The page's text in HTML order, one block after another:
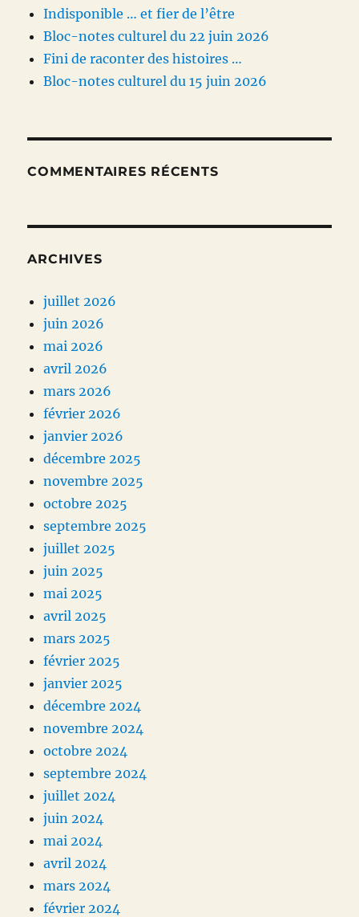
Indisponible … et fier de l’être
Bloc-notes culturel du 22 juin 2026
Fini de raconter des histoires …
Bloc-notes culturel du 15 juin 2026
COMMENTAIRES RÉCENTS
ARCHIVES
juillet 2026
juin 2026
mai 2026
avril 2026
mars 2026
février 2026
janvier 2026
décembre 2025
novembre 2025
octobre 2025
septembre 2025
juillet 2025
juin 2025
mai 2025
avril 2025
mars 2025
février 2025
janvier 2025
décembre 2024
novembre 2024
octobre 2024
septembre 2024
juillet 2024
juin 2024
mai 2024
avril 2024
mars 2024
février 2024